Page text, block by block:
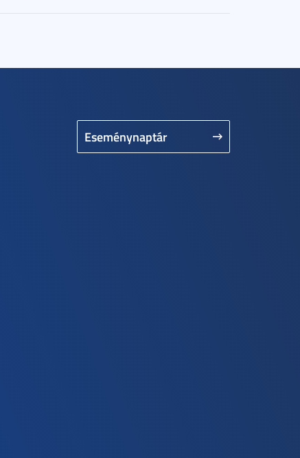
Eseménynaptár